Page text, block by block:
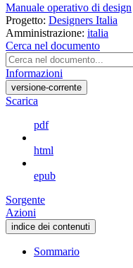
Manuale operativo di design
Progetto: Designers Italia
Amministrazione: italia
Cerca nel documento
Informazioni
versione-corrente
Scarica
pdf
html
epub
Sorgente
Azioni
indice dei contenuti
Sommario